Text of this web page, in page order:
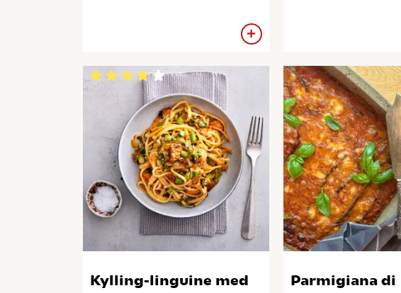
Kylling-linguine med
Parmigiana di